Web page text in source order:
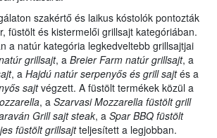
szakértő és laikus kóstolók pontozták
füstölt és kistermelői grillsajt kategóriában.
a natúr kategória legkedveltebb grillsajtjai
grillsajt, a Breier Farm natúr grillsajt, a
, a Hajdú natúr serpenyős és grill sajtés a
sajtvégzett. A füstölt termékek közül a
, a Szarvasi Mozzarella füstölt grill
Grill sajt steak, a Spar BBQ füstölt
füstölt grillsajtteljesített a legjobban.